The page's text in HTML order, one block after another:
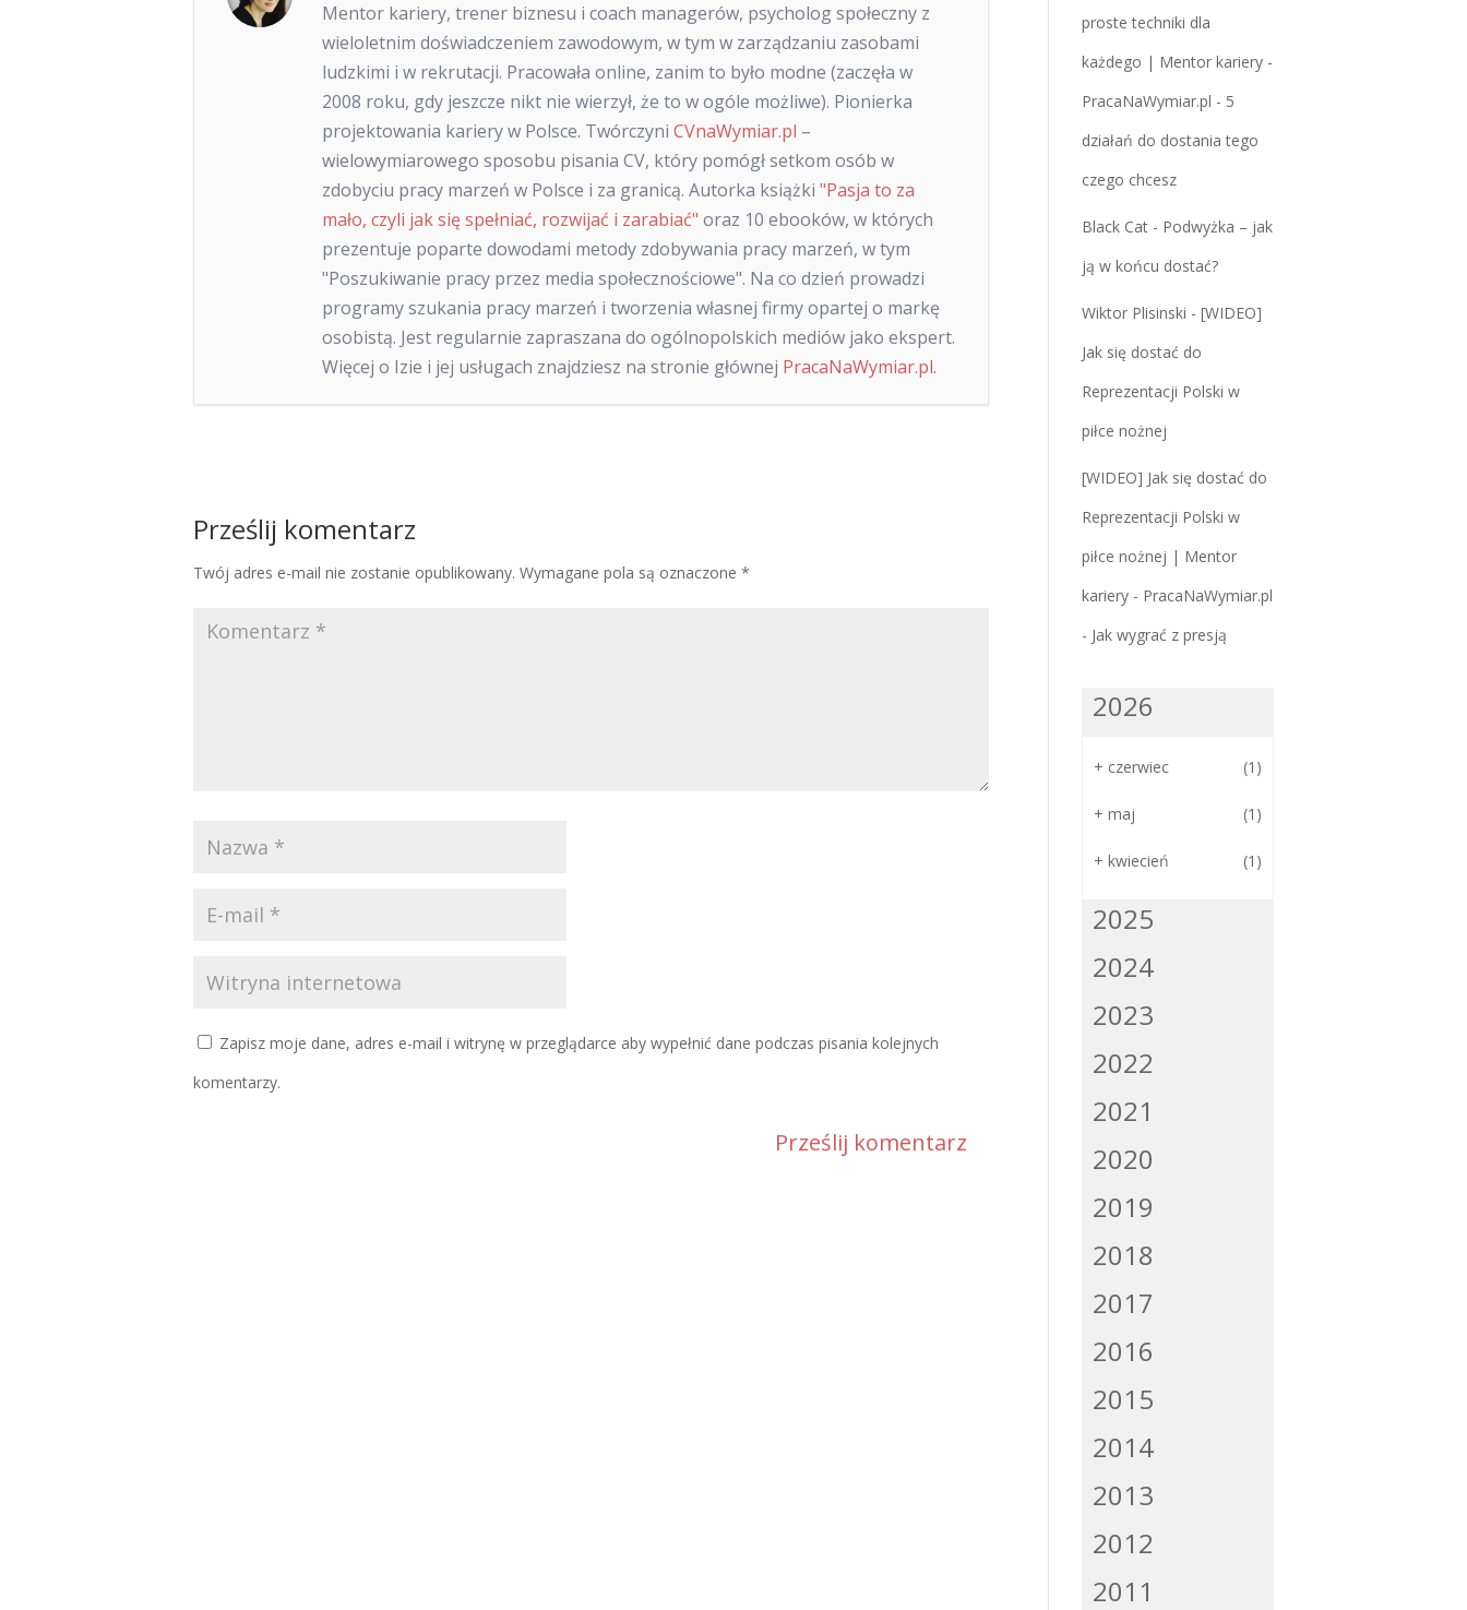
Mentor kariery, trener biznesu i coach managerów, psycholog społeczny z
wieloletnim doświadczeniem zawodowym, w tym w zarządzaniu zasobami
ludzkimi i w rekrutacji. Pracowała online, zanim to było modne (zaczęła w
2008 roku, gdy jeszcze nikt nie wierzył, że to w ogóle możliwe). Pionierka
projektowania kariery w Polsce. Twórczyni CVnaWymiar.pl –
wielowymiarowego sposobu pisania CV, który pomógł setkom osób w
zdobyciu pracy marzeń w Polsce i za granicą. Autorka książki "Pasja to za
mało, czyli jak się spełniać, rozwijać i zarabiać" oraz 10 ebooków, w których
prezentuje poparte dowodami metody zdobywania pracy marzeń, w tym
"Poszukiwanie pracy przez media społecznościowe". Na co dzień prowadzi
programy szukania pracy marzeń i tworzenia własnej firmy opartej o markę
osobistą. Jest regularnie zapraszana do ogólnopolskich mediów jako ekspert.
Więcej o Izie i jej usługach znajdziesz na stronie głównej PracaNaWymiar.pl.
Prześlij komentarz
Twój adres e-mail nie zostanie opublikowany. Wymagane pola są oznaczone *
Zapisz moje dane, adres e-mail i witrynę w przeglądarce aby wypełnić dane podczas pisania kolejnych
komentarzy.
proste techniki dla
każdego | Mentor kariery -
PracaNaWymiar.pl - 5
działań do dostania tego
czego chcesz
Black Cat- Podwyżka – jak
ją w końcu dostać?
Wiktor Plisinski - [WIDEO]
Jak się dostać do
Reprezentacji Polski w
piłce nożnej
[WIDEO] Jak się dostać do
Reprezentacji Polski w
piłce nożnej | Mentor
kariery - PracaNaWymiar.pl
- Jak wygrać z presją
2026
+ czerwiec (1)
+ maj (1)
+ kwiecień (1)
2025
2024
2023
2022
2021
2020
2019
2018
2017
2016
2015
2014
2013
2012
2011